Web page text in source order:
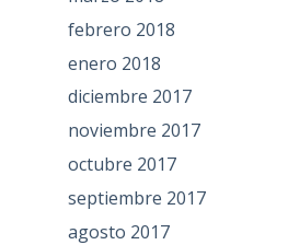
febrero 2018
enero 2018
diciembre 2017
noviembre 2017
octubre 2017
septiembre 2017
agosto 2017